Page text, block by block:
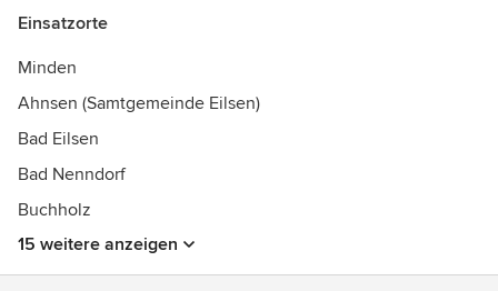
Einsatzorte
Minden
Ahnsen (Samtgemeinde Eilsen)
Bad Eilsen
Bad Nenndorf
Buchholz
15 weitere anzeigen